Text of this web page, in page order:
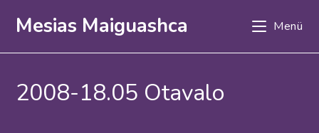
InhaltMesias Maiguashca Menü
2008-18.05 Otavalo